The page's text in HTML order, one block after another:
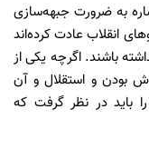
به ضرورت جبهه‌سازی
انقلاب عادت کرده‌اند
باشند. اگرچه یکی از
بودن و استقلال و آن
باید در نظر گرفت که